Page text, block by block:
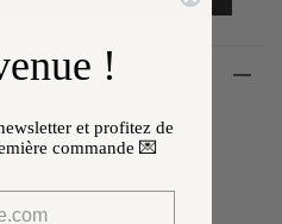
!
et profitez de
commande 💌